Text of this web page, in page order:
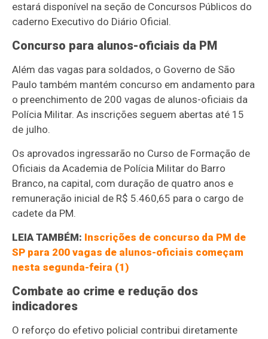
estará disponível na seção de Concursos Públicos do
caderno Executivo do Diário Oficial.
Concurso para alunos-oficiais da PM
Além das vagas para soldados, o Governo de São
Paulo também mantém concurso em andamento para
o preenchimento de 200 vagas de alunos-oficiais da
Polícia Militar. As inscrições seguem abertas até 15
de julho.
Os aprovados ingressarão no Curso de Formação de
Oficiais da Academia de Polícia Militar do Barro
Branco, na capital, com duração de quatro anos e
remuneração inicial de R$ 5.460,65 para o cargo de
cadete da PM.
LEIA TAMBÉM: Inscrições de concurso da PM de
SP para 200 vagas de alunos-oficiais começam
nesta segunda-feira (1)
Combate ao crime e redução dos
indicadores
O reforço do efetivo policial contribui diretamente